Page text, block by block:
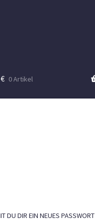
€ 0 Artikel
DU DIR EIN NEUES PASSWORT